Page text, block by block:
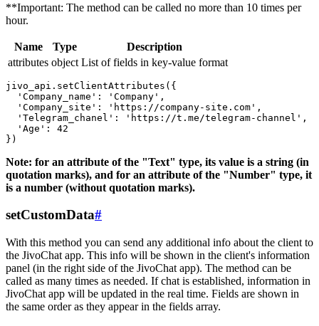
**Important: The method can be called no more than 10 times per
hour.
Name Type
Description
attributes object List of fields in key-value format
jivo_api.setClientAttributes({
  'Company_name': 'Company',
  'Company_site': 'https://company-site.com',
  'Telegram_chanel': 'https://t.me/telegram-channel',
  'Age': 42
Note: for an attribute of the "Text" type, its value is a string (in
quotation marks), and for an attribute of the "Number" type, it
is a number (without quotation marks).
setCustomData#
With this method you can send any additional info about the client to
the JivoChat app. This info will be shown in the client's information
panel (in the right side of the JivoChat app). The method can be
called as many times as needed. If chat is established, information in
JivoChat app will be updated in the real time. Fields are shown in
the same order as they appear in the fields array.